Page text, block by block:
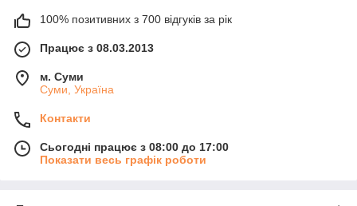
100% позитивних з 700 відгуків за рік
Працює з 08.03.2013
м. Суми
Суми, Україна
Контакти
Сьогодні працює з 08:00 до 17:00
Показати весь графік роботи